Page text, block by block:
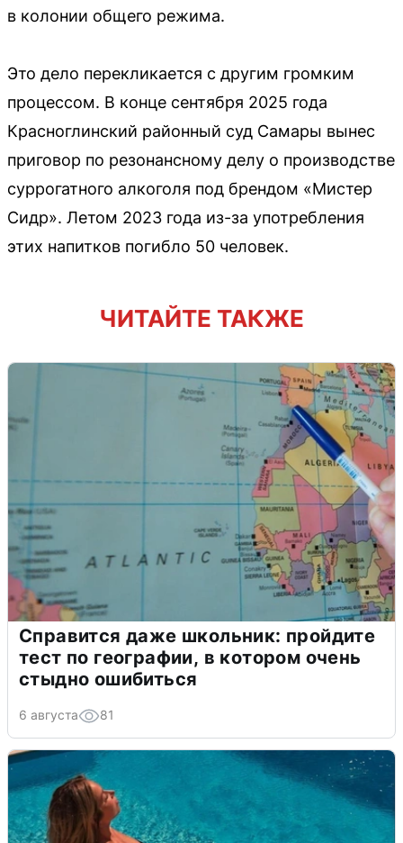
в колонии общего режима.
Это дело перекликается с другим громким
процессом. В конце сентября 2025 года
Красноглинский районный суд Самары вынес
приговор по резонансному делу о производстве
суррогатного алкоголя под брендом «Мистер
Сидр». Летом 2023 года из-за употребления
этих напитков погибло 50 человек.
ЧИТАЙТЕ ТАКЖЕ
Справится даже школьник: пройдите
тест по географии, в котором очень
стыдно ошибиться
6 августа 81